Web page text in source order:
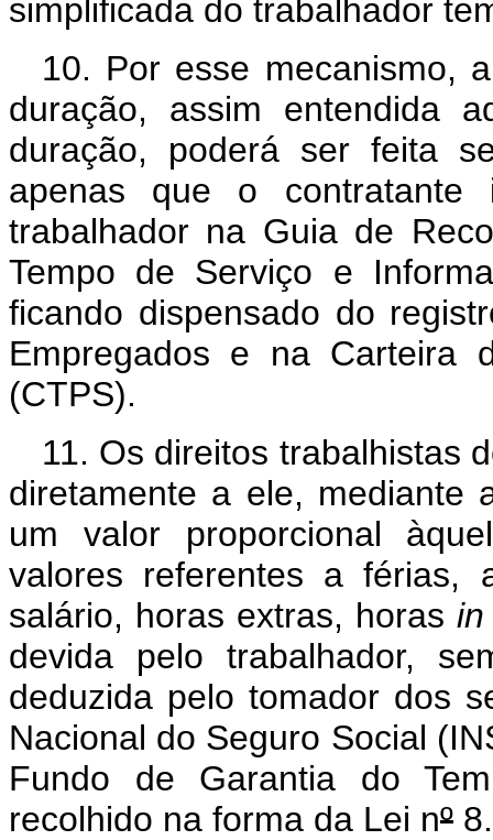
simplificada do trabalhador
10. Por esse mecanismo,
duração, assim entendida
duração, poderá ser feita
apenas que o
trabalhador na Guia de
Tempo de Serviço e
ficando dispensado do
Empregados e na Carteira
(CTPS).
11. Os direitos trabalhistas
diretamente a ele, mediante
um valor proporcional
valores referentes a férias,
salário, horas extras, horas in
devida pelo trabalhador,
deduzida pelo tomador dos
Nacional do Seguro Social
Fundo de Garantia do
recolhido na forma da Lei nº